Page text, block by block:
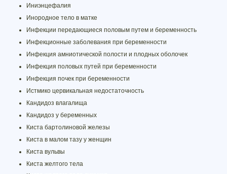
Иниэнцефалия
Инородное тело в матке
Инфекции передающиеся половым путем и беременность
Инфекционные заболевания при беременности
Инфекция амниотической полости и плодных оболочек
Инфекция половых путей при беременности
Инфекция почек при беременности
Истмико цервикальная недостаточность
Кандидоз влагалища
Кандидоз у беременных
Киста бартолиновой железы
Киста в малом тазу у женщин
Киста вульвы
Киста желтого тела